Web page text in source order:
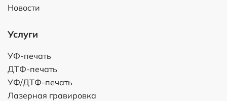
Новости
Услуги
УФ-печать
ДТФ-печать
УФ/ДТФ-печать
Лазерная гравировка